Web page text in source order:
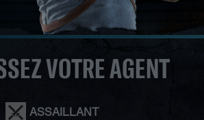
VOTRE AGENT
ASSAILLANT